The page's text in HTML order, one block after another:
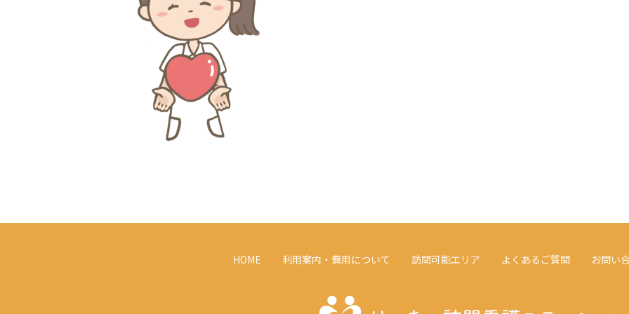
HOME 利用案内・費用について 訪問可能エリア よくあるご質問 お問い